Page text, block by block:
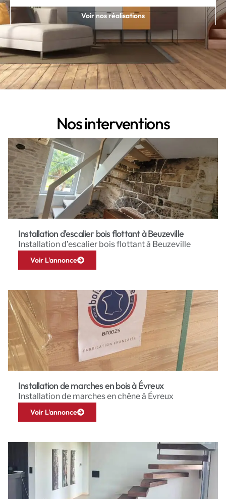
Voir nos réalisations
Nos interventions
Installation d'escalier bois flottant à Beuzeville
Installation d’escalier bois flottant à Beuzeville
Voir L'annonce
Installation de marches en bois à Évreux
Installation de marches en chêne à Évreux
Voir L'annonce